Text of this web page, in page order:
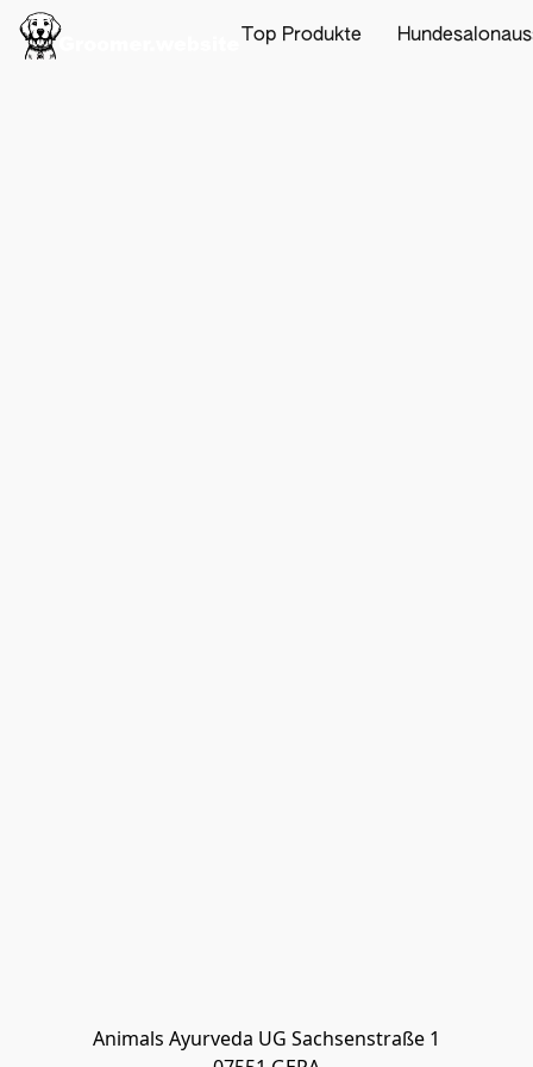
Top Produkte
Animals Ayurveda UG Sachsenstraße 1